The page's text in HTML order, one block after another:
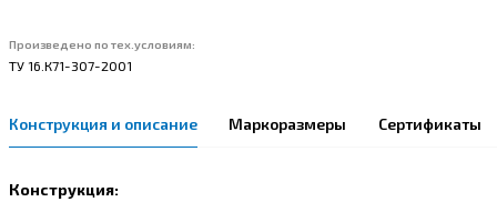
Произведено по тех.условиям:
ТУ 16.К71-307-2001
Конструкция и описание Маркоразмеры Сертификаты
Конструкция: